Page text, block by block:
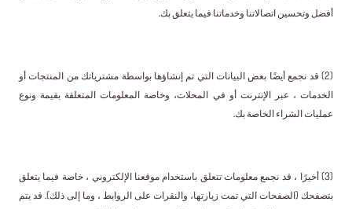
أفضل وتحسين اتصالاتنا وخدماتنا فيما يتعلق بك.
(2) قد نجمع أيضًا بعض البيانات التي تم إنشاؤها بواسطة مشترياتك من المنتجات أو
الخدمات ، عبر الإنترنت أو في المحلات، وخاصة المعلومات المتعلقة بقيمة ونوع
عمليات الشراء الخاصة بك.
(3) أخيرًا ، قد نجمع معلومات تتعلق باستخدام موقعنا الإلكتروني ، خاصة فيما يتعلق
بتصفحك (الصفحات التي تمت زيارتها، والنقرات على الروابط ، وما إلى ذلك). قد يتم